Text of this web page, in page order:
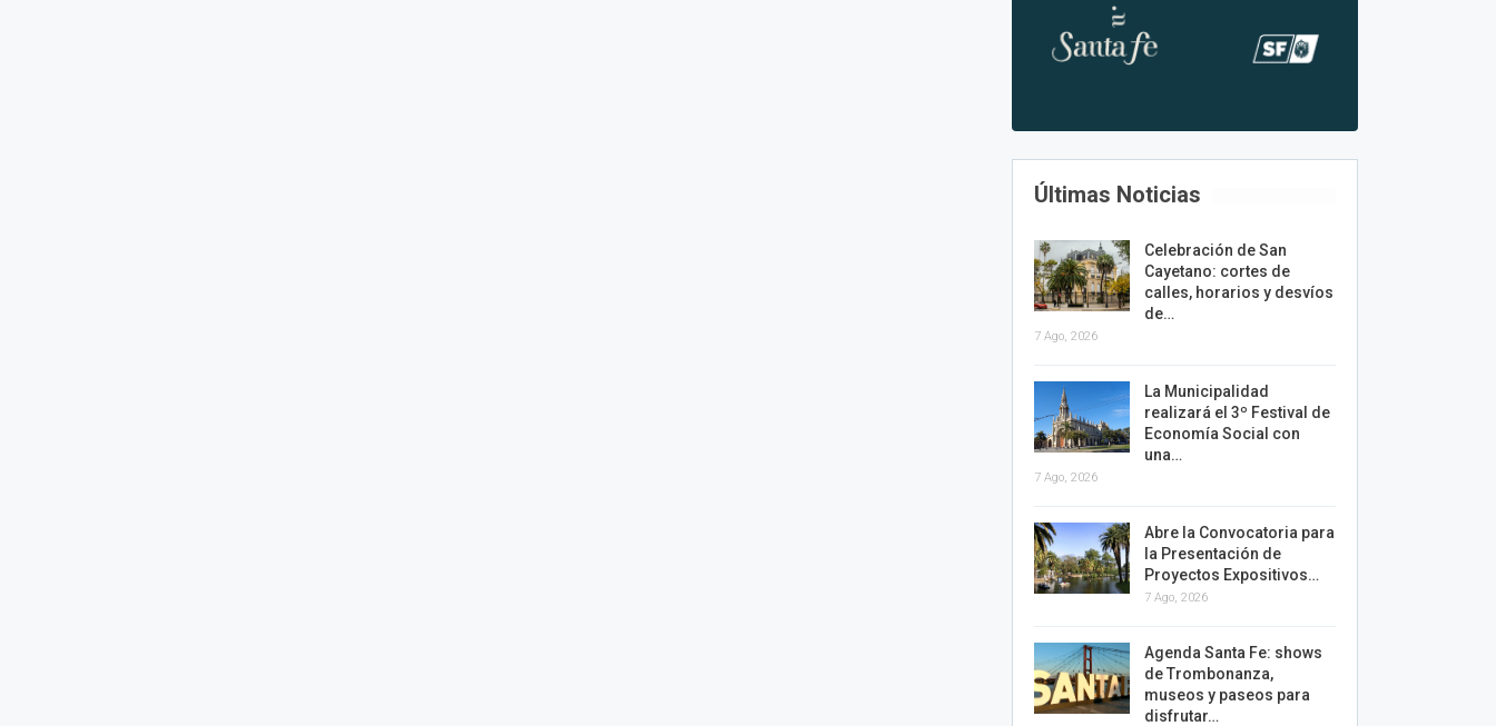
Últimas Noticias
Celebración de San
Cayetano: cortes de
calles, horarios y desvíos
de…
7 Ago, 2026
La Municipalidad
realizará el 3º Festival de
Economía Social con
una…
7 Ago, 2026
Abre la Convocatoria para
la Presentación de
Proyectos Expositivos…
7 Ago, 2026
Agenda Santa Fe: shows
de Trombonanza,
museos y paseos para
disfrutar…